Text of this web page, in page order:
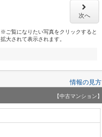
次へ
※ご覧になりたい写真をクリックすると
拡大されて表示されます。
情報の見方
【中古マンション】